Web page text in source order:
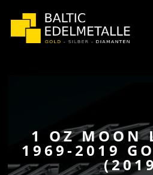
1 OZ MOON
1969-2019